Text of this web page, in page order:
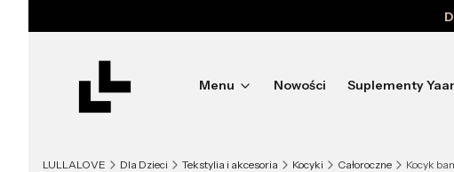
Menu Nowości Suplementy
LULLALOVE Dla Dzieci Tekstylia i akcesoria Kocyki Całoroczne Kocyk